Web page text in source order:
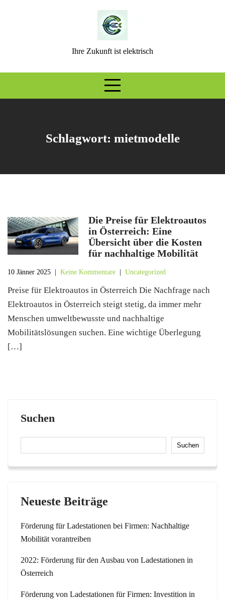
Ihre Zukunft ist elektrisch
Schlagwort: mietmodelle
Die Preise für Elektroautos
in Österreich: Eine
Übersicht über die Kosten
für nachhaltige Mobilität
10 Jänner 2025 Keine Kommentare Uncategorized
Preise für Elektroautos in Österreich Die Nachfrage nach
Elektroautos in Österreich steigt stetig, da immer mehr
Menschen umweltbewusste und nachhaltige
Mobilitätslösungen suchen. Eine wichtige Überlegung
[…]
Suchen
Suchen
Neueste Beiträge
Förderung für Ladestationen bei Firmen: Nachhaltige
Mobilität vorantreiben
2022: Förderung für den Ausbau von Ladestationen in
Österreich
Förderung von Ladestationen für Firmen: Investition in